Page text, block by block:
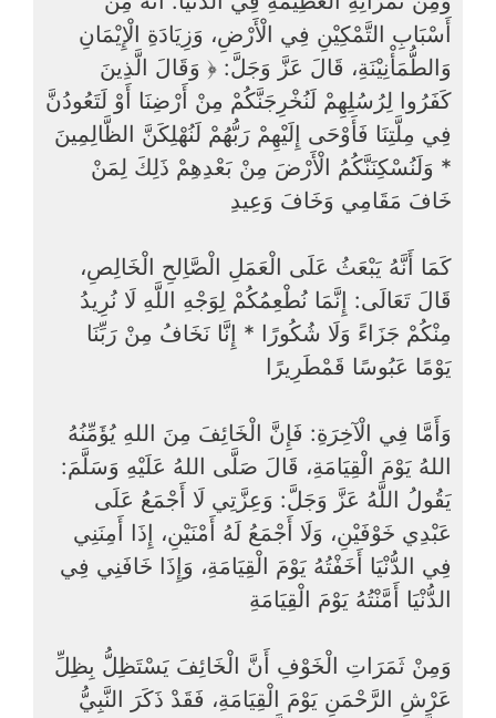
أَسْبَابِ التَّمْكِيْنِ فِي الْأَرْضِ، وَزِيَادَةِ الْإِيْمَانِ
وَالطُّمَأْنِيْنَةِ، قَالَ عَزَّ وَجَلَّ: ﴿ وَقَالَ الَّذِينَ
كَفَرُوا لِرُسُلِهِمْ لَنُخْرِجَنَّكُمْ مِنْ أَرْضِنَا أَوْ لَتَعُودُنَّ
فِي مِلَّتِنَا فَأَوْحَى إِلَيْهِمْ رَبُّهُمْ لَنُهْلِكَنَّ الظَّالِمِينَ
* وَلَنُسْكِنَنَّكُمُ الْأَرْضَ مِنْ بَعْدِهِمْ ذَلِكَ لِمَنْ
خَافَ مَقَامِي وَخَافَ وَعِيدِ
كَمَا أَنَّهُ يَبْعَثُ عَلَى الْعَمَلِ الْصَّاِلحِ الْخَالِصِ،
قَالَ تَعَالَى: إِنَّمَا نُطْعِمُكُمْ لِوَجْهِ اللَّهِ لَا نُرِيدُ
مِنْكُمْ جَزَاءً وَلَا شُكُورًا * إِنَّا نَخَافُ مِنْ رَبِّنَا
يَوْمًا عَبُوسًا قَمْطَرِيرًا
وَأَمَّا فِي الْآخِرَةِ: فَإِنَّ الْخَائِفَ مِنَ اللهِ يُؤَمِّنُهُ
اللهُ يَوْمَ الْقِيَامَةِ، قَالَ صَلَّى اللهُ عَلَيْهِ وَسَلَّمَ:
يَقُولُ اللَّهُ عَزَّ وَجَلَّ: وَعِزَّتِي لَا أَجْمَعُ عَلَى
عَبْدِي خَوْفَيْنِ، وَلَا أَجْمَعُ لَهُ أَمْنَيْنِ، إِذَا أَمِنَنِي
فِي الدُّنْيَا أَخَفْتُهُ يَوْمَ الْقِيَامَةِ، وَإِذَا خَافَنِي فِي
الدُّنْيَا أَمَّنْتُهُ يَوْمَ الْقِيَامَةِ
وَمِنْ ثَمَرَاتِ الْخَوْفِ أَنَّ الْخَائِفَ يَسْتَظِلُّ بِظِلِّ
عَرْشِ الرَّحْمَنِ يَوْمَ الْقِيَامَةِ، فَقَدْ ذَكَرَ النَّبِيُّ